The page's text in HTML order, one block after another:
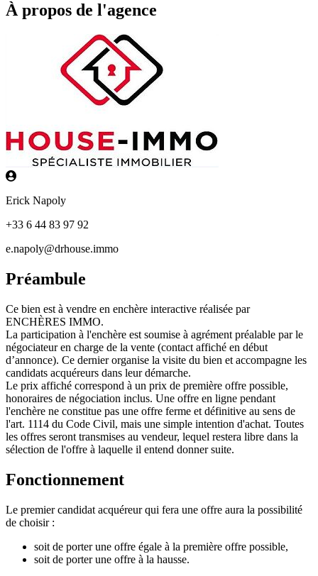
À propos de l'agence
Erick Napoly
+33 6 44 83 97 92
e.napoly@drhouse.immo
Préambule
Ce bien est à vendre en enchère interactive réalisée par
ENCHÈRES IMMO.
La participation à l'enchère est soumise à agrément préalable par le
négociateur en charge de la vente (contact affiché en début
d’annonce). Ce dernier organise la visite du bien et accompagne les
candidats acquéreurs dans leur démarche.
Le prix affiché correspond à un prix de première offre possible,
honoraires de négociation inclus. Une offre en ligne pendant
l'enchère ne constitue pas une offre ferme et définitive au sens de
l'art. 1114 du Code Civil, mais une simple intention d'achat. Toutes
les offres seront transmises au vendeur, lequel restera libre dans la
sélection de l'offre à laquelle il entend donner suite.
Fonctionnement
Le premier candidat acquéreur qui fera une offre aura la possibilité
de choisir :
soit de porter une offre égale à la première offre possible,
soit de porter une offre à la hausse.